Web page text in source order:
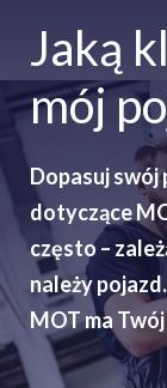
Jaką
mój
Dopasuj swój
dotyczące
często –
należy
MOT ma